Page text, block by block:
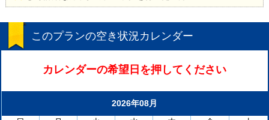
このプランの空き状況カレンダー
カレンダーの希望日を押してください
2026年08月